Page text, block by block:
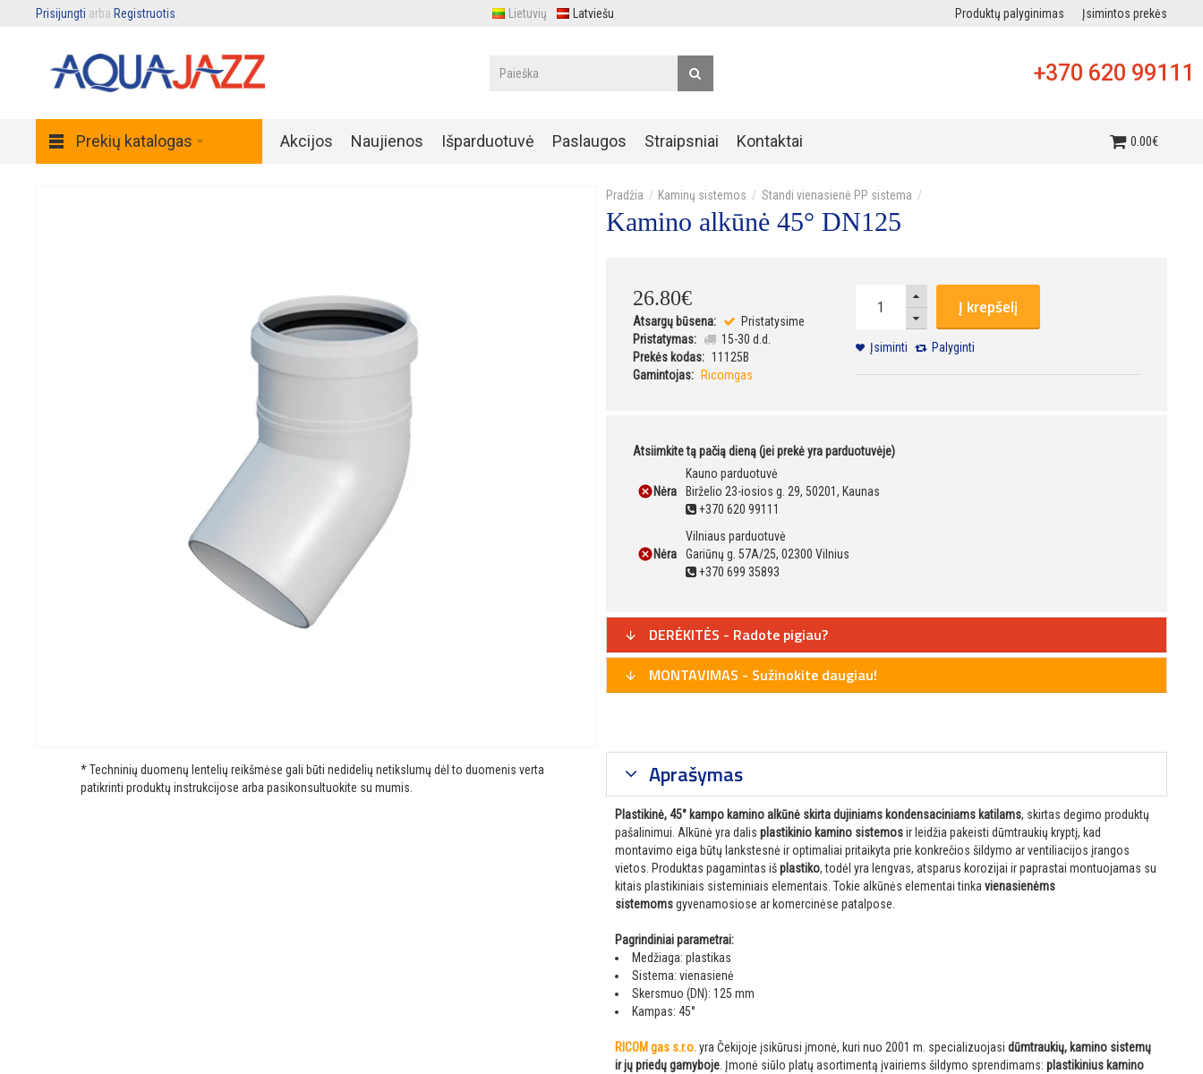
Prisijungti arba Registruotis Lietuvių Latviešu Produktų palyginimas Įsimintos prekės
+370 620 99111
Prekių katalogas Akcijos Naujienos Išparduotuvė Paslaugos Straipsniai Kontaktai 0.00€
Kaminų sistemos Standi vienasienė PP sistema
Kamino alkūnė 45° DN125
26.80€
Atsargų būsena:
Pristatysime
Pristatymas:
15-30 d.d.
Prekės kodas: 11125B
Gamintojas:
Ricomgas
Į krepšelį
Įsiminti Palyginti
Atsiimkite tą pačią dieną (jei prekė yra parduotuvėje)
Nėra
Kauno parduotuvė
Birželio 23-iosios g. 29, 50201, Kaunas
+370 620 99111
Nėra
Vilniaus parduotuvė
Gariūnų g. 57A/25, 02300 Vilnius
+370 699 35893
DERĖKITĖS - Radote pigiau?
MONTAVIMAS - Sužinokite daugiau!
* Techninių duomenų lentelių reikšmėse gali būti nedidelių netikslumų dėl to duomenis verta
patikrinti produktų instrukcijose arba pasikonsultuokite su mumis.
Aprašymas
Plastikinė, 45° kampo kamino alkūnė skirta dujiniams kondensaciniams katilams, skirtas degimo produktų
pašalinimui. Alkūnė yra dalis plastikinio kamino sistemosir leidžia pakeisti dūmtraukių kryptį, kad
montavimo eiga būtų lankstesnė ir optimaliai pritaikyta prie konkrečios šildymo ar ventiliacijos įrangos
vietos. Produktas pagamintas išplastiko, todėl yra lengvas, atsparus korozijai ir paprastai montuojamas su
kitais plastikiniais sisteminiais elementais. Tokie alkūnės elementai tinkavienasienėms
sistemomsgyvenamosiose ar komercinėse patalpose.
Pagrindiniai parametrai:
Medžiaga: plastikas
Sistema: vienasienė
Skersmuo (DN): 125 mm
Kampas: 45°
RICOM gas s.r.o.yra Čekijoje įsikūrusi įmonė, kuri nuo 2001 m. specializuojasi dūmtraukių, kamino sistemų
ir jų priedų gamyboje. Įmonė siūlo platų asortimentą įvairiems šildymo sprendimams: plastikinius kamino